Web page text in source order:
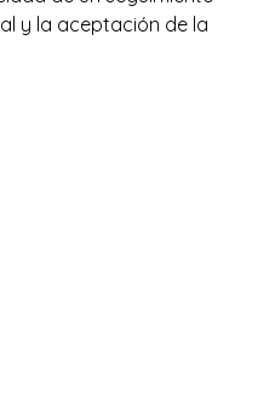
y la aceptación de la